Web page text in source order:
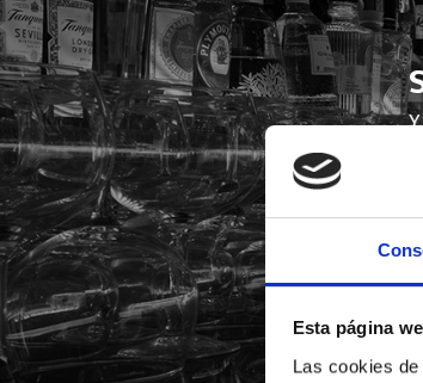
Esta página
Las cookies